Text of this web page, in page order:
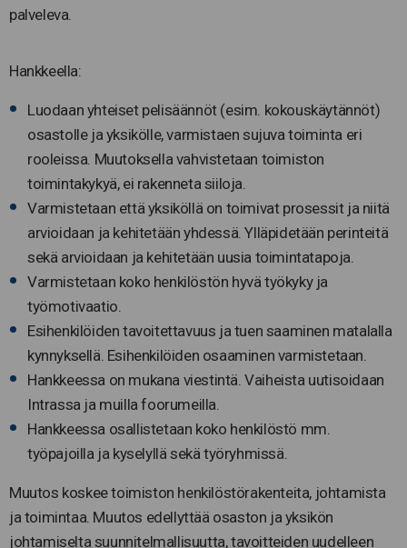
palveleva.
Hankkeella:
Luodaan yhteiset pelisäännöt (esim. kokouskäytännöt)
osastolle ja yksikölle, varmistaen sujuva toiminta eri
rooleissa. Muutoksella vahvistetaan toimiston
toimintakykyä, ei rakenneta siiloja.
Varmistetaan että yksiköllä on toimivat prosessit ja niitä
arvioidaan ja kehitetään yhdessä. Ylläpidetään perinteitä
sekä arvioidaan ja kehitetään uusia toimintatapoja.
Varmistetaan koko henkilöstön hyvä työkyky ja
työmotivaatio.
Esihenkilöiden tavoitettavuus ja tuen saaminen matalalla
kynnyksellä. Esihenkilöiden osaaminen varmistetaan.
Hankkeessa on mukana viestintä. Vaiheista uutisoidaan
Intrassa ja muilla foorumeilla.
Hankkeessa osallistetaan koko henkilöstö mm.
työpajoilla ja kyselyllä sekä työryhmissä.
Muutos koskee toimiston henkilöstörakenteita, johtamista
ja toimintaa. Muutos edellyttää osaston ja yksikön
johtamiselta suunnitelmallisuutta, tavoitteiden uudelleen